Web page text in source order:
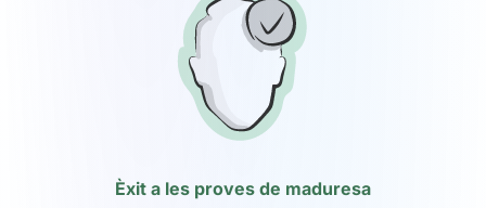
Èxit a les proves de maduresa